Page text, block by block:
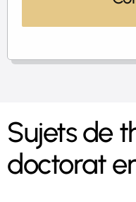
Sujets de
doctorat